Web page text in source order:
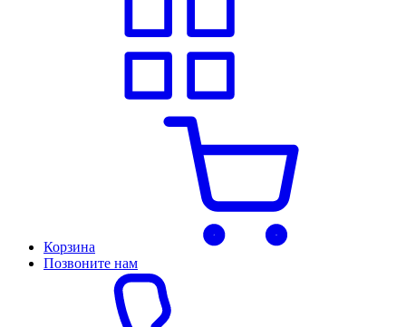
Корзина
Позвоните нам